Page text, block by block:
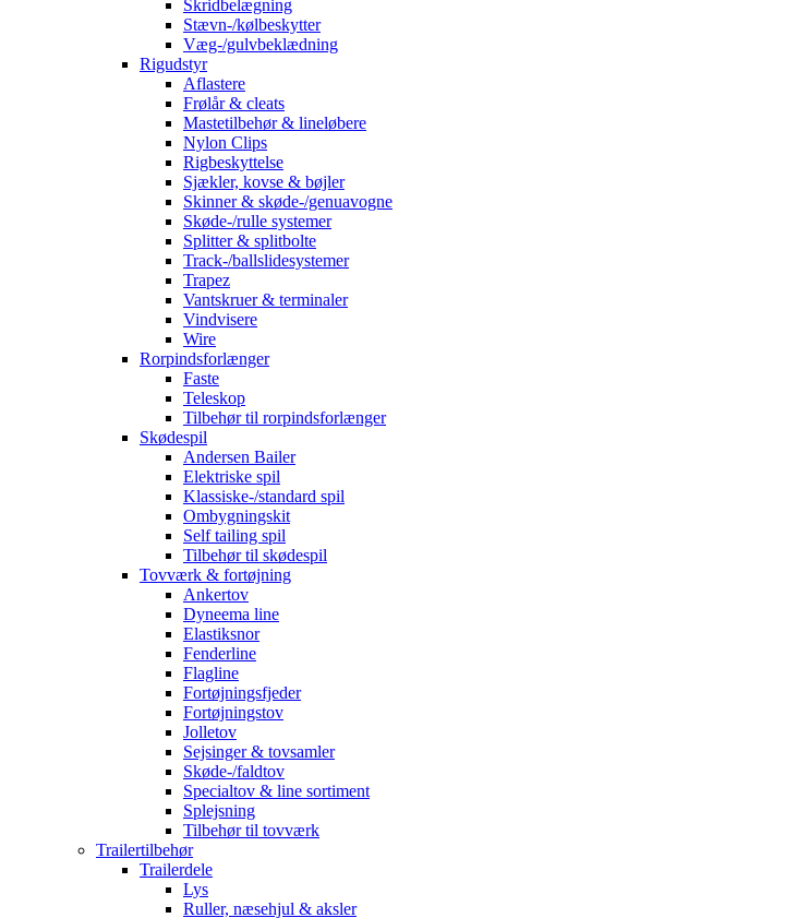
Skridbelægning
Stævn-/kølbeskytter
Væg-/gulvbeklædning
Rigudstyr
Aflastere
Frølår & cleats
Mastetilbehør & lineløbere
Nylon Clips
Rigbeskyttelse
Sjækler, kovse & bøjler
Skinner & skøde-/genuavogne
Skøde-/rulle systemer
Splitter & splitbolte
Track-/ballslidesystemer
Trapez
Vantskruer & terminaler
Vindvisere
Wire
Rorpindsforlænger
Faste
Teleskop
Tilbehør til rorpindsforlænger
Skødespil
Andersen Bailer
Elektriske spil
Klassiske-/standard spil
Ombygningskit
Self tailing spil
Tilbehør til skødespil
Tovværk & fortøjning
Ankertov
Dyneema line
Elastiksnor
Fenderline
Flagline
Fortøjningsfjeder
Fortøjningstov
Jolletov
Sejsinger & tovsamler
Skøde-/faldtov
Specialtov & line sortiment
Splejsning
Tilbehør til tovværk
Trailertilbehør
Trailerdele
Lys
Ruller, næsehjul & aksler